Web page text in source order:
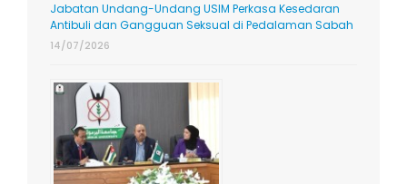
Jabatan Undang-Undang USIM Perkasa Kesedaran
Antibuli dan Gangguan Seksual di Pedalaman Sabah
14/07/2026